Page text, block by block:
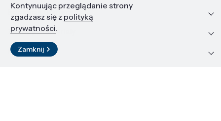
Edukacja i kariera
Zasoby i materiały
Kontakt
Kontynuując przeglądanie strony
zgadzasz się z polityką
prywatności.
Zamknij